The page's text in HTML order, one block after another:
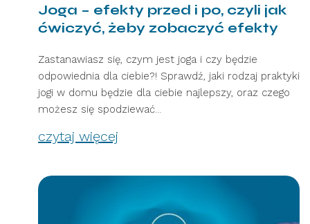
Joga – efekty przed i po, czyli jak
ćwiczyć, żeby zobaczyć efekty
Zastanawiasz się, czym jest joga i czy będzie
odpowiednia dla ciebie?! Sprawdź, jaki rodzaj praktyki
jogi w domu będzie dla ciebie najlepszy, oraz czego
możesz się spodziewać...
czytaj więcej